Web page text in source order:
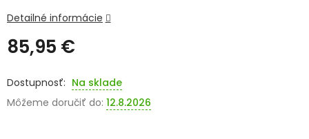
Prihlásenie
85,95 €
cena:
Na sklade
Môžeme doručiť do: 12.8.2026
Detailné informácie